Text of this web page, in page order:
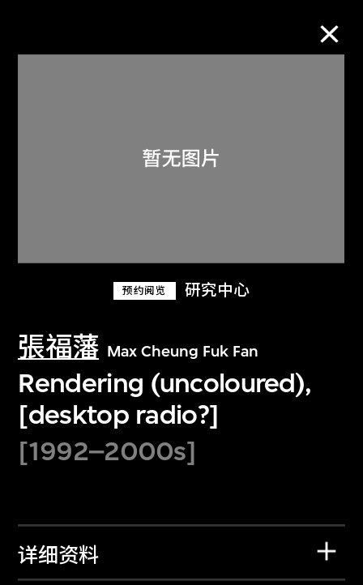
预约阅览 研究中心
張福藩 Max Cheung Fuk Fan
Rendering (uncoloured),
[desktop radio?]
[1992–2000s]
详细资料
关于M+藏品
探索世界顶级的二十及二十一世纪视觉
文化藏品。